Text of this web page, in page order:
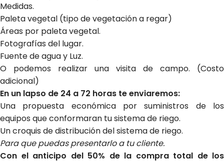
Medidas.
Paleta vegetal (tipo de vegetación a regar)
Áreas por paleta vegetal.
Fotografías del lugar.
Fuente de agua y Luz.
O podemos realizar una visita de campo. (Costo
adicional)
En un lapso de 24 a 72 horas te enviaremos:
Una propuesta económica por suministros de los
equipos que conformaran tu sistema de riego.
Un croquis de distribución del sistema de riego.
Para que puedas presentarlo a tu cliente.
Con el anticipo del 50% de la compra total de los